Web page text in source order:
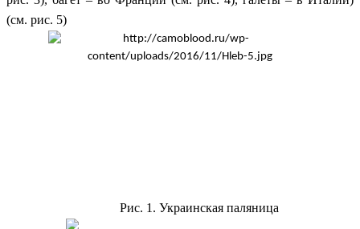
(см. рис. 5)
Рис. 1. Украинская паляница